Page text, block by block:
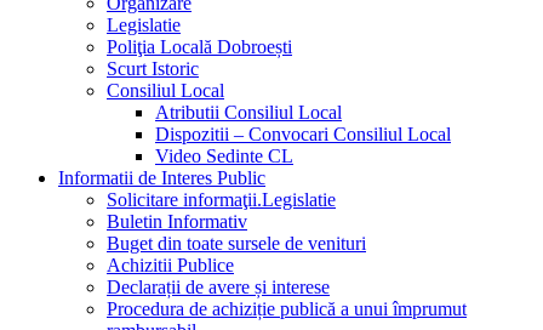
Legislatie
Poliţia Locală Dobroești
Scurt Istoric
Consiliul Local
Atributii Consiliul Local
Dispozitii – Convocari Consiliul Local
Video Sedinte CL
Informatii de Interes Public
Solicitare informaţii.Legislatie
Buletin Informativ
Buget din toate sursele de venituri
Achizitii Publice
Declarații de avere și interese
Procedura de achiziție publică a unui împrumut